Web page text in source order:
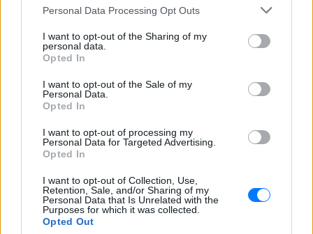
Personal Data Processing Opt Outs
I want to opt-out of the Sharing of my
personal data.
Opted In
I want to opt-out of the Sale of my
Personal Data.
Opted In
I want to opt-out of processing my
Personal Data for Targeted Advertising.
Opted In
I want to opt-out of Collection, Use,
Retention, Sale, and/or Sharing of my
Personal Data that Is Unrelated with the
Purposes for which it was collected.
Opted Out
ΔΕΙΤΕ ΕΠΙΣΗΣ
ΣΤΗΝ ΙΔΙΑ ΚΑΤΗΓΟΡΙΑ